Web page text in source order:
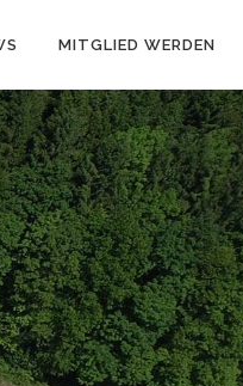
MITGLIED WERDEN